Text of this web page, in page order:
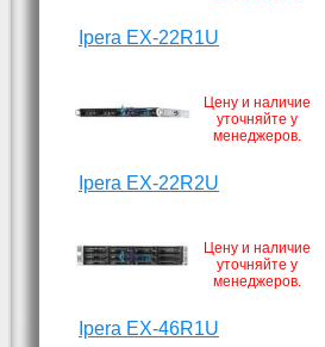
Ipera EX-22R1U
Цену и наличие
уточняйте у
менеджеров.
Ipera EX-22R2U
Цену и наличие
уточняйте у
менеджеров.
Ipera EX-46R1U